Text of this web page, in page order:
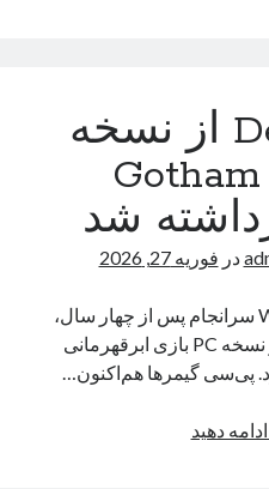
گرافیک
RTX
5060
مشاهده
شد
قفل Denuvo از نسخه
PC بازی Gotham
در فوریه 27, 2026
شرکت Warner Bros Games سرانجام پس از چهار سال،
قفل ضدکرک Denuvo را از نسخه PC بازی ابرقهرمانی
دهید